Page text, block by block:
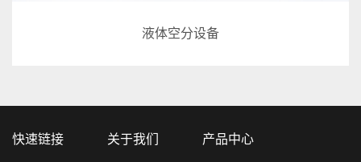
液体空分设备
快速链接 关于我们 产品中心